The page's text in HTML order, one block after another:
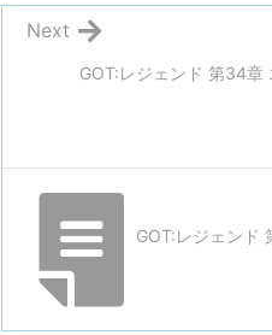
GOT:レジェンド 第34章
Next
GOT:レジェンド